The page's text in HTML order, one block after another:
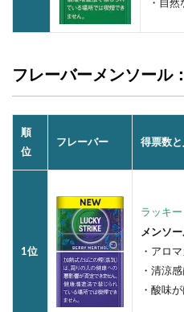
・自
フレーバーメンソール
順
位
フレーバー 得票数
1位
ラッキ
メンソー
・アロ
・清涼
・酸味